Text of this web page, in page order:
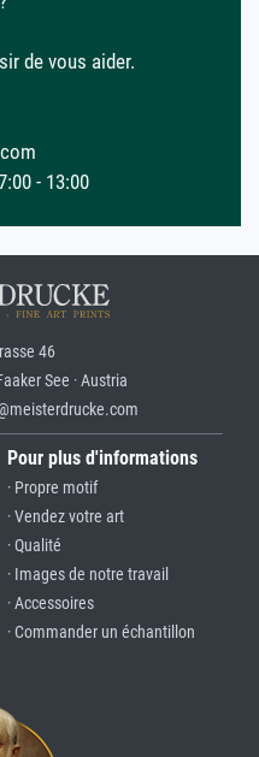
de vous aider.
- 13:00
46
See · Austria
Pour plus d'informations
· Propre motif
· Vendez votre art
· Qualité
· Images de notre travail
· Accessoires
· Commander un échantillon